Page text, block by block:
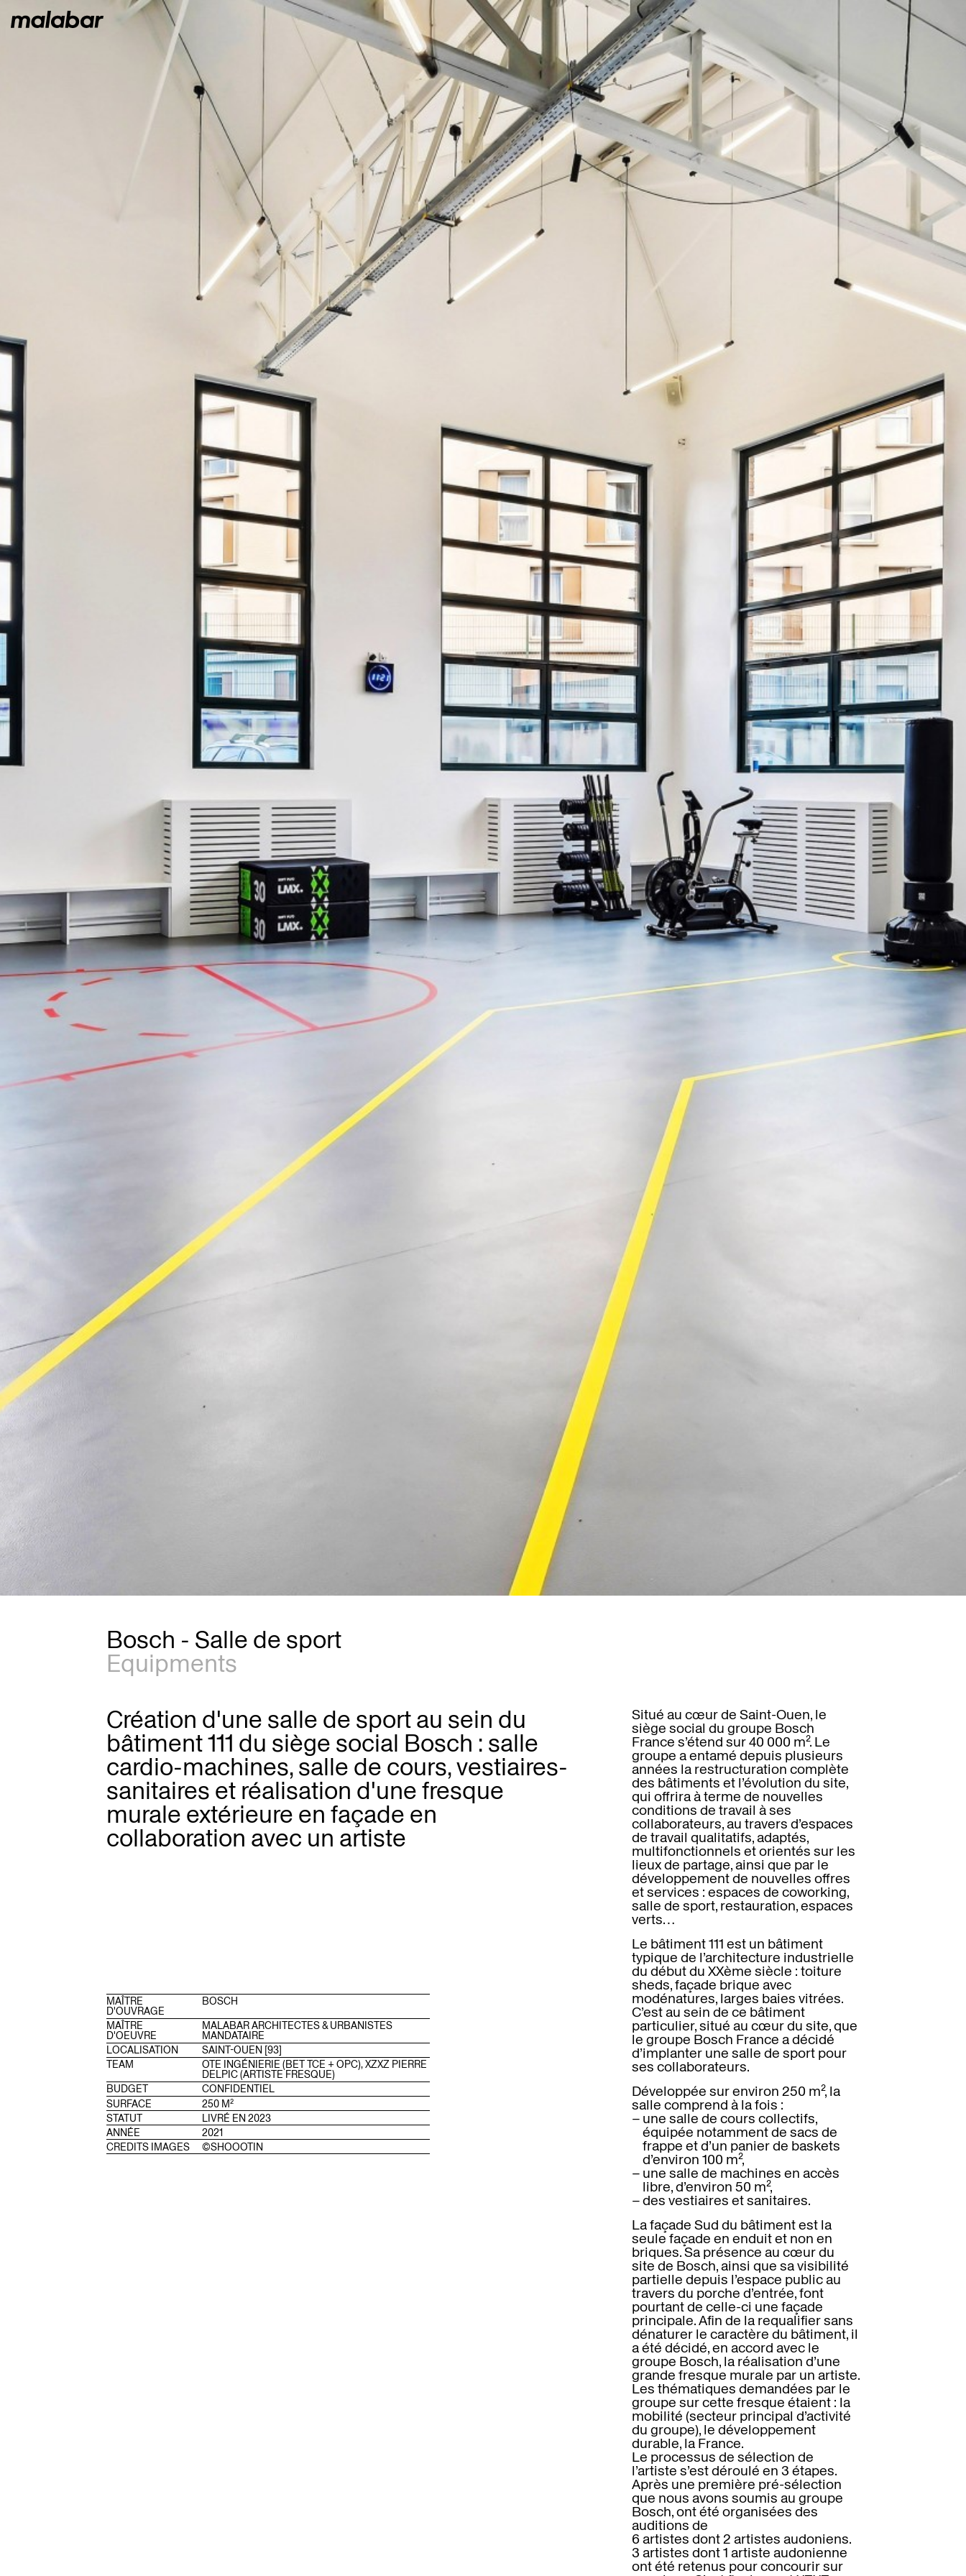
Bosch - Salle de sport
Equipments
Création d'une salle de sport au sein du
bâtiment 111 du siège social Bosch : salle
cardio-machines, salle de cours, vestiaires-
sanitaires et réalisation d'une fresque
murale extérieure en façade en
collaboration avec un artiste
MAÎTRE
D'OUVRAGE
BOSCH
MAÎTRE
D'OEUVRE
MALABAR ARCHITECTES & URBANISTES
MANDATAIRE
LOCALISATION
SAINT-OUEN [93]
TEAM
OTE INGÉNIERIE (BET TCE + OPC), XZXZ PIERRE
DELPIC (ARTISTE FRESQUE)
BUDGET
CONFIDENTIEL
SURFACE
250 M²
STATUT
LIVRÉ EN 2023
ANNÉE
2021
CREDITS IMAGES
©SHOOOTIN
Situé au cœur de Saint-Ouen, le
siège social du groupe Bosch
France s’étend sur 40 000 m². Le
groupe a entamé depuis plusieurs
années la restructuration complète
des bâtiments et l’évolution du site,
qui offrira à terme de nouvelles
conditions de travail à ses
collaborateurs, au travers d’espaces
de travail qualitatifs, adaptés,
multifonctionnels et orientés sur les
lieux de partage, ainsi que par le
développement de nouvelles offres
et services : espaces de coworking,
salle de sport, restauration, espaces
verts…
Le bâtiment 111 est un bâtiment
typique de l’architecture industrielle
du début du XXème siècle : toiture
sheds, façade brique avec
modénatures, larges baies vitrées.
C’est au sein de ce bâtiment
particulier, situé au cœur du site, que
le groupe Bosch France a décidé
d’implanter une salle de sport pour
ses collaborateurs.
Développée sur environ 250 m², la
salle comprend à la fois :
–une salle de cours collectifs,
équipée notamment de sacs de
frappe et d’un panier de baskets
d’environ 100 m²,
–une salle de machines en accès
libre, d’environ 50 m²,
–des vestiaires et sanitaires.
La façade Sud du bâtiment est la
seule façade en enduit et non en
briques. Sa présence au cœur du
site de Bosch, ainsi que sa visibilité
partielle depuis l’espace public au
travers du porche d’entrée, font
pourtant de celle-ci une façade
principale. Afin de la requalifier sans
dénaturer le caractère du bâtiment, il
a été décidé, en accord avec le
groupe Bosch, la réalisation d’une
grande fresque murale par un artiste.
Les thématiques demandées par le
groupe sur cette fresque étaient : la
mobilité (secteur principal d’activité
du groupe), le développement
durable, la France.
Le processus de sélection de
l’artiste s’est déroulé en 3 étapes.
Après une première pré-sélection
que nous avons soumis au groupe
Bosch, ont été organisées des
auditions de
6 artistes dont 2 artistes audoniens.
3 artistes dont 1 artiste audonienne
ont été retenus pour concourir sur